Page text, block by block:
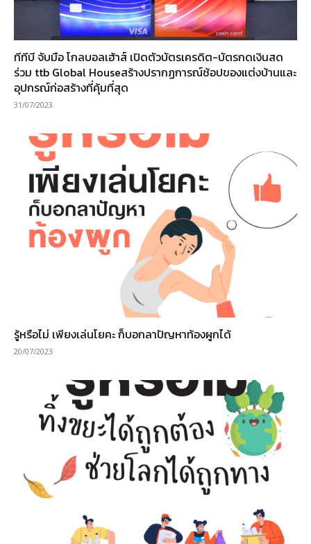
ทีทีบี จับมือ โกลบอลเฮ้าส์ เปิดตัวบัตรเครดิต-บัตรกดเงินสด
ร่วม ttb Global Houseสร้างปรากฏการณ์ช้อปของแต่งบ้านและ
อุปกรณ์ก่อสร้างที่คุ้มที่สุด
31/07/2023
รู้หรือไม่ เพียงเล่นโยคะ ก็บอกลาปัญหาท้องผูกได้
20/07/2023